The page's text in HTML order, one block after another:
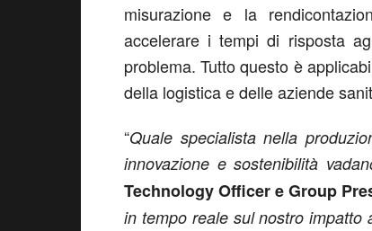
misurazione e la
accelerare i tempi di risposta
problema. Tutto questo è
della logistica e delle aziende
“Quale specialista nella
innovazione e sostenibilità
Technology Officer e Group
in tempo reale sul nostro